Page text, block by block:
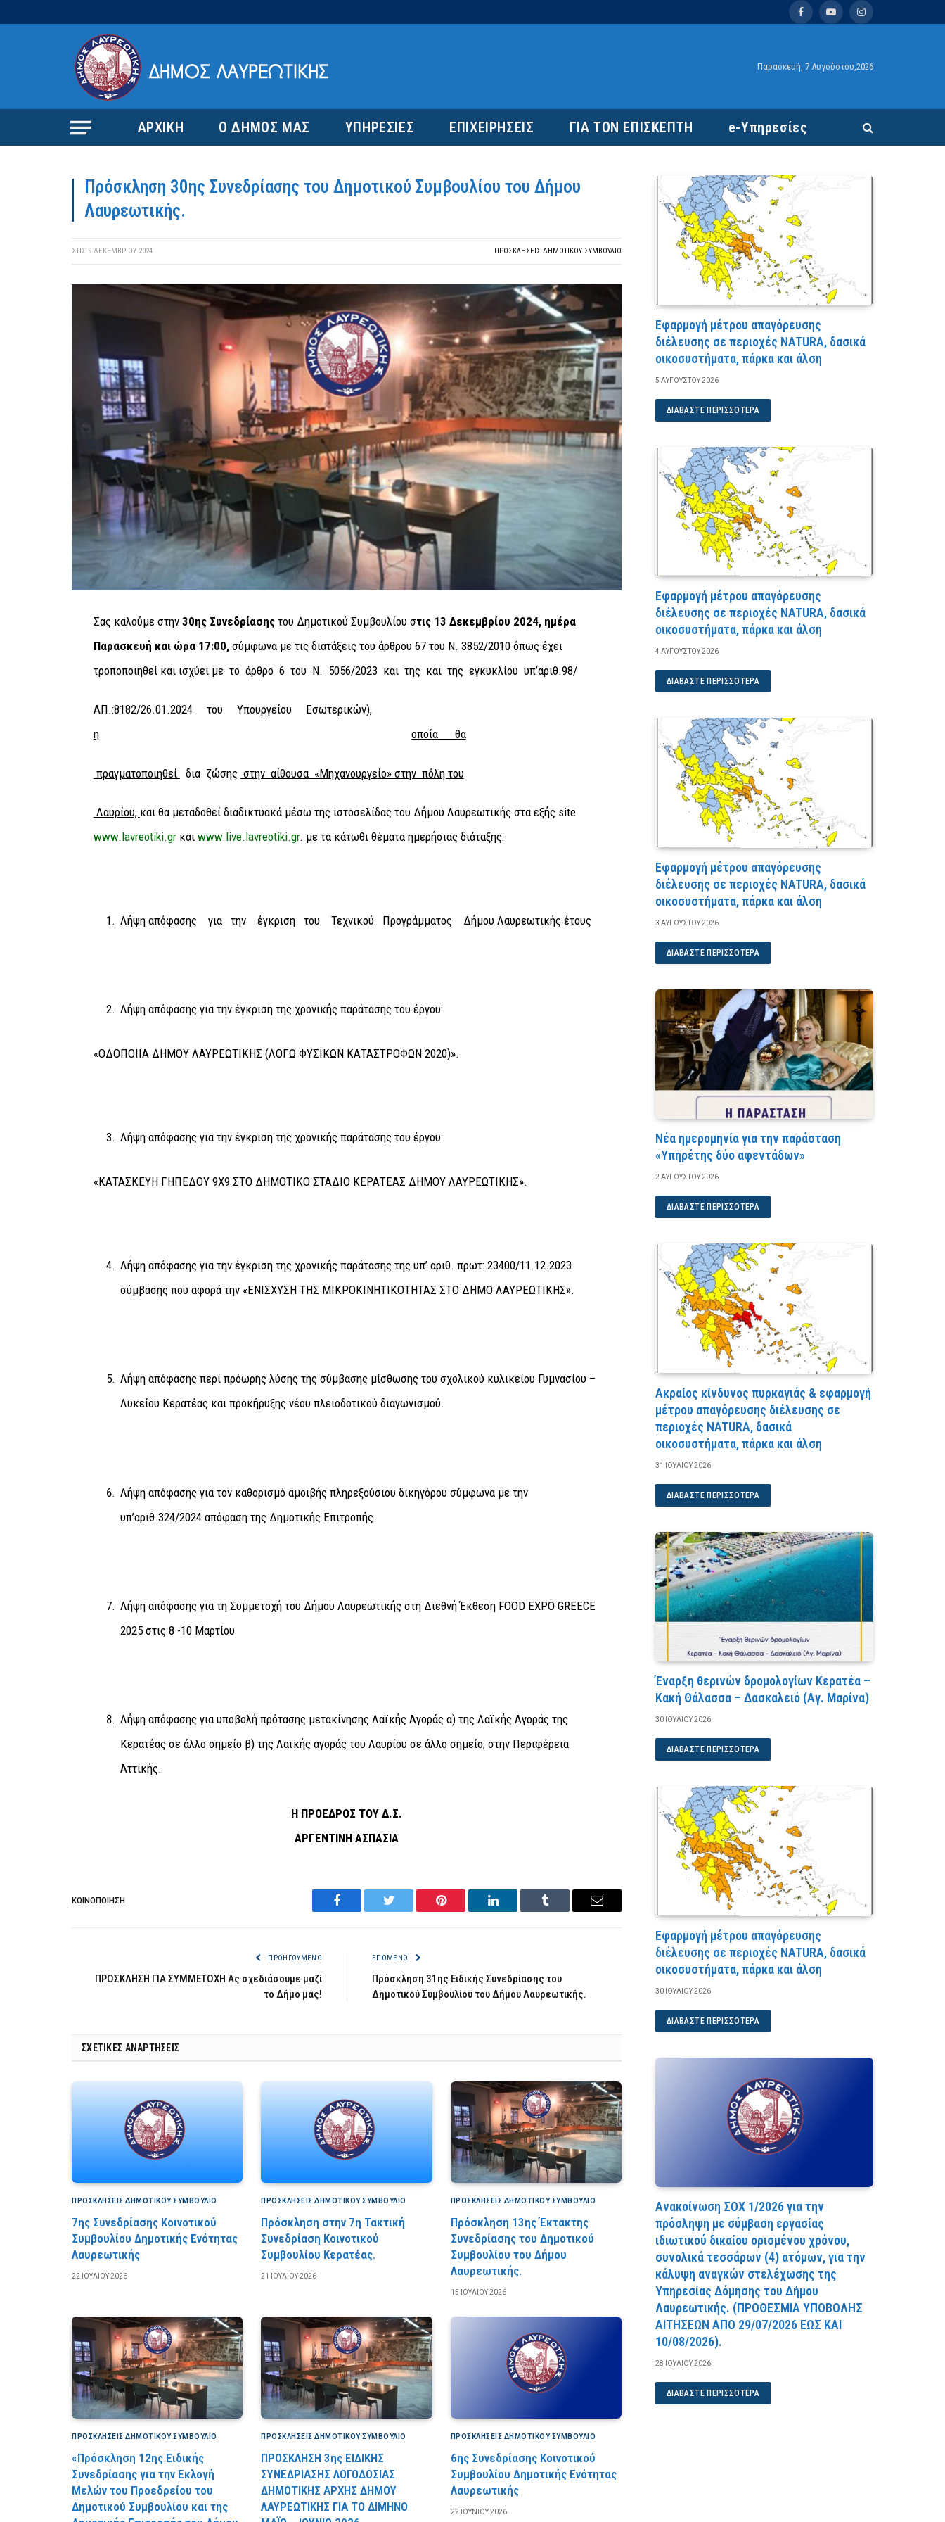
FacebookYouTubeInstagram
Παρασκευή, 7 Αυγούστου,2026
ΑΡΧΙΚΗ Ο ΔΗΜΟΣ ΜΑΣ ΥΠΗΡΕΣΙΕΣ ΕΠΙΧΕΙΡΗΣΕΙΣ ΓΙΑ ΤΟΝ ΕΠΙΣΚΕΠΤΗ e-Υπηρεσίες
Πρόσκληση 30ης Συνεδρίασης του Δημοτικού Συμβουλίου του Δήμου
Λαυρεωτικής.
ΣΤΙΣ 9 ΔΕΚΕΜΒΡΊΟΥ 2024 ΠΡΟΣΚΛΉΣΕΙΣ ΔΗΜΟΤΙΚΟΎ ΣΥΜΒΟΎΛΙΟ
Σας καλούμε στην 30ης Συνεδρίασης του Δημοτικού Συμβουλίου στις 13 Δεκεμβρίου 2024, ημέρα
Παρασκευή και ώρα 17:00, σύμφωνα με τις διατάξεις του άρθρου 67 του Ν. 3852/2010 όπως έχει
τροποποιηθεί και ισχύει με το άρθρο 6 του Ν. 5056/2023 και της και της εγκυκλίου υπ’αριθ.98/
ΑΠ.:8182/26.01.2024 του Υπουργείου Εσωτερικών),
η
οποία θα
πραγματοποιηθεί δια ζώσης στην αίθουσα «Μηχανουργείο» στην πόλη του
Λαυρίου, και θα μεταδοθεί διαδικτυακά μέσω της ιστοσελίδας του Δήμου Λαυρεωτικής στα εξής site
www.lavreotiki.grκαι www.live.lavreotiki.gr. με τα κάτωθι θέματα ημερήσιας διάταξης:
Λήψη απόφασης για την έγκριση του Τεχνικού Προγράμματος Δήμου Λαυρεωτικής έτους
Λήψη απόφασης για την έγκριση της χρονικής παράτασης του έργου:
«ΟΔΟΠΟΙΪΑ ΔΗΜΟΥ ΛΑΥΡΕΩΤΙΚΗΣ (ΛΟΓΩ ΦΥΣΙΚΩΝ ΚΑΤΑΣΤΡΟΦΩΝ 2020)».
Λήψη απόφασης για την έγκριση της χρονικής παράτασης του έργου:
«ΚΑΤΑΣΚΕΥΗ ΓΗΠΕΔΟΥ 9Χ9 ΣΤΟ ΔΗΜΟΤΙΚΟ ΣΤΑΔΙΟ ΚΕΡΑΤΕΑΣ ΔΗΜΟΥ ΛΑΥΡΕΩΤΙΚΗΣ».
Λήψη απόφασης για την έγκριση της χρονικής παράτασης της υπ’ αριθ. πρωτ: 23400/11.12.2023
σύμβασης που αφορά την «ΕΝΙΣΧΥΣΗ ΤΗΣ ΜΙΚΡΟΚΙΝΗΤΙΚΟΤΗΤΑΣ ΣΤΟ ΔΗΜΟ ΛΑΥΡΕΩΤΙΚΗΣ».
Λήψη απόφασης περί πρόωρης λύσης της σύμβασης μίσθωσης του σχολικού κυλικείου Γυμνασίου –
Λυκείου Κερατέας και προκήρυξης νέου πλειοδοτικού διαγωνισμού.
Λήψη απόφασης για τον καθορισμό αμοιβής πληρεξούσιου δικηγόρου σύμφωνα με την
υπ’αριθ.324/2024 απόφαση της Δημοτικής Επιτροπής.
Λήψη απόφασης για τη Συμμετοχή του Δήμου Λαυρεωτικής στη Διεθνή Έκθεση FOOD EXPO GREECE
2025 στις 8 -10 Μαρτίου
Λήψη απόφασης για υποβολή πρότασης μετακίνησης Λαϊκής Αγοράς α) της Λαϊκής Αγοράς της
Κερατέας σε άλλο σημείο β) της Λαϊκής αγοράς του Λαυρίου σε άλλο σημείο, στην Περιφέρεια
Αττικής.
Η ΠΡΟΕΔΡΟΣ ΤΟΥ Δ.Σ.
ΑΡΓΕΝΤΙΝΗ ΑΣΠΑΣΙΑ
ΚΟΙΝΟΠΟΊΗΣΗ
Facebook Twitter Pinterest LinkedIn Tumblr Email
ΠΡΟΗΓΟΎΜΕΝΟ
ΠΡΟΣΚΛΗΣΗ ΓΙΑ ΣΥΜΜΕΤΟΧΗ Ας σχεδιάσουμε μαζί
το Δήμο μας!
ΕΠΌΜΕΝΟ
Πρόσκληση 31ης Ειδικής Συνεδρίασης του
Δημοτικού Συμβουλίου του Δήμου Λαυρεωτικής.
ΣΧΕΤΙΚΈΣ ΑΝΑΡΤΉΣΕΙΣ
ΠΡΟΣΚΛΉΣΕΙΣ ΔΗΜΟΤΙΚΟΎ ΣΥΜΒΟΎΛΙΟ
7ης Συνεδρίασης Κοινοτικού
Συμβουλίου Δημοτικής Ενότητας
Λαυρεωτικής
22 ΙΟΥΛΊΟΥ 2026
ΠΡΟΣΚΛΉΣΕΙΣ ΔΗΜΟΤΙΚΟΎ ΣΥΜΒΟΎΛΙΟ
Πρόσκληση στην 7η Τακτική
Συνεδρίαση Κοινοτικού
Συμβουλίου Κερατέας.
21 ΙΟΥΛΊΟΥ 2026
ΠΡΟΣΚΛΉΣΕΙΣ ΔΗΜΟΤΙΚΟΎ ΣΥΜΒΟΎΛΙΟ
Πρόσκληση 13ης Έκτακτης
Συνεδρίασης του Δημοτικού
Συμβουλίου του Δήμου
Λαυρεωτικής.
15 ΙΟΥΛΊΟΥ 2026
ΠΡΟΣΚΛΉΣΕΙΣ ΔΗΜΟΤΙΚΟΎ ΣΥΜΒΟΎΛΙΟ
«Πρόσκληση 12ης Ειδικής
Συνεδρίασης για την Εκλογή
Μελών του Προεδρείου του
Δημοτικού Συμβουλίου και της
ΠΡΟΣΚΛΉΣΕΙΣ ΔΗΜΟΤΙΚΟΎ ΣΥΜΒΟΎΛΙΟ
ΠΡΟΣΚΛΗΣΗ 3ης ΕΙΔΙΚΗΣ
ΣΥΝΕΔΡΙΑΣΗΣ ΛΟΓΟΔΟΣΙΑΣ
ΔΗΜΟΤΙΚΗΣ ΑΡΧΗΣ ΔΗΜΟΥ
ΛΑΥΡΕΩΤΙΚΗΣ ΓΙΑ ΤΟ ΔΙΜΗΝΟ
ΠΡΟΣΚΛΉΣΕΙΣ ΔΗΜΟΤΙΚΟΎ ΣΥΜΒΟΎΛΙΟ
6ης Συνεδρίασης Κοινοτικού
Συμβουλίου Δημοτικής Ενότητας
Λαυρεωτικής
22 ΙΟΥΝΊΟΥ 2026
Εφαρμογή μέτρου απαγόρευσης
διέλευσης σε περιοχές NATURA, δασικά
οικοσυστήματα, πάρκα και άλση
5 ΑΥΓΟΎΣΤΟΥ 2026
ΔΙΑΒΆΣΤΕ ΠΕΡΙΣΣΌΤΕΡΑ
Εφαρμογή μέτρου απαγόρευσης
διέλευσης σε περιοχές NATURA, δασικά
οικοσυστήματα, πάρκα και άλση
4 ΑΥΓΟΎΣΤΟΥ 2026
ΔΙΑΒΆΣΤΕ ΠΕΡΙΣΣΌΤΕΡΑ
Εφαρμογή μέτρου απαγόρευσης
διέλευσης σε περιοχές NATURA, δασικά
οικοσυστήματα, πάρκα και άλση
3 ΑΥΓΟΎΣΤΟΥ 2026
ΔΙΑΒΆΣΤΕ ΠΕΡΙΣΣΌΤΕΡΑ
Νέα ημερομηνία για την παράσταση
«Υπηρέτης δύο αφεντάδων»
2 ΑΥΓΟΎΣΤΟΥ 2026
ΔΙΑΒΆΣΤΕ ΠΕΡΙΣΣΌΤΕΡΑ
Ακραίος κίνδυνος πυρκαγιάς & εφαρμογή
μέτρου απαγόρευσης διέλευσης σε
περιοχές NATURA, δασικά
οικοσυστήματα, πάρκα και άλση
31 ΙΟΥΛΊΟΥ 2026
ΔΙΑΒΆΣΤΕ ΠΕΡΙΣΣΌΤΕΡΑ
Έναρξη θερινών δρομολογίων Κερατέα –
Κακή Θάλασσα – Δασκαλειό (Αγ. Μαρίνα)
30 ΙΟΥΛΊΟΥ 2026
ΔΙΑΒΆΣΤΕ ΠΕΡΙΣΣΌΤΕΡΑ
Εφαρμογή μέτρου απαγόρευσης
διέλευσης σε περιοχές NATURA, δασικά
οικοσυστήματα, πάρκα και άλση
30 ΙΟΥΛΊΟΥ 2026
ΔΙΑΒΆΣΤΕ ΠΕΡΙΣΣΌΤΕΡΑ
Ανακοίνωση ΣΟΧ 1/2026 για την
πρόσληψη με σύμβαση εργασίας
ιδιωτικού δικαίου ορισμένου χρόνου,
συνολικά τεσσάρων (4) ατόμων, για την
κάλυψη αναγκών στελέχωσης της
Υπηρεσίας Δόμησης του Δήμου
Λαυρεωτικής. (ΠPOΘEΣMIA YΠOBOΛHΣ
AITHΣEΩN AΠO 29/07/2026 EΩΣ KAI
10/08/2026).
28 ΙΟΥΛΊΟΥ 2026
ΔΙΑΒΆΣΤΕ ΠΕΡΙΣΣΌΤΕΡΑ